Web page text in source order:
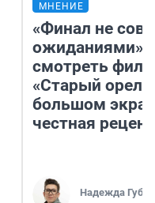
МНЕНИЕ
«Финал не
ожиданиями»:
смотреть
«Старый орел»
большом
честная
Надежда